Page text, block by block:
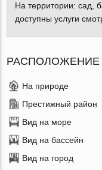
На территории: сад,
доступны услуги
РАСПОЛОЖЕНИЕ
На природе
Престижный район
Вид на море
Вид на бассейн
Вид на город